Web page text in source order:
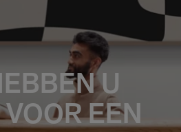
U
EEN